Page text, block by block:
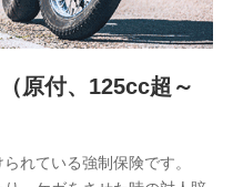
）
険株式会社
）
原付、125cc超～
れている強制保険です。